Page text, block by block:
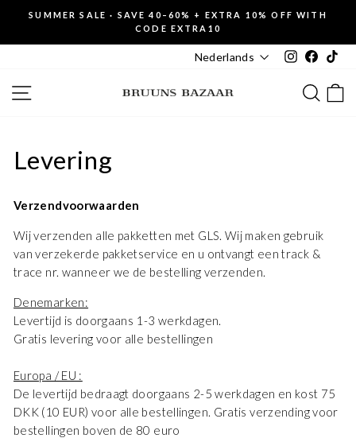
content
Pause
slideshow
SUMMER SALE · SAVE 40–60% + EXTRA 10% OFF WITH
CODE EXTRA10
Nederlands Instagram
Levering
Verzendvoorwaarden
Wij verzenden alle pakketten met GLS. Wij maken gebruik
van verzekerde pakketservice en u ontvangt een track &
trace nr. wanneer we de bestelling verzenden.
Denemarken:
Levertijd is doorgaans 1-3 werkdagen.
Gratis levering voor alle bestellingen
Europa / EU :
De levertijd bedraagt ​​doorgaans 2-5 werkdagen en kost 75
DKK (10 EUR) voor alle bestellingen. Gratis verzending voor
bestellingen boven de 80 euro